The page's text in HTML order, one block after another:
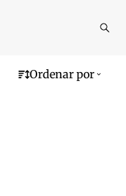
Ordenar por